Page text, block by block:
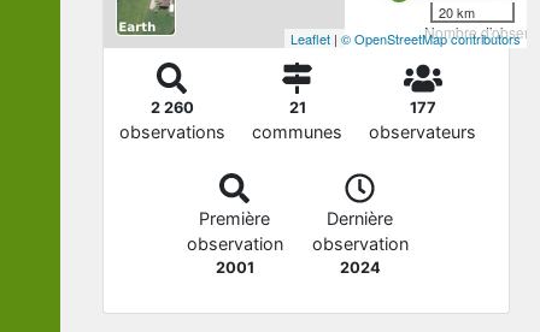
Nombre
20 km
Leaflet | © OpenStreetMap contributors
2 260
observations
21
communes
177
observateurs
Première
observation
2001
Dernière
observation
2024